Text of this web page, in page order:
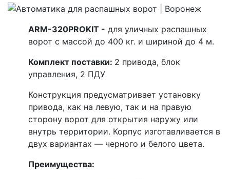
ARM-320PROKIT - для уличных распашных
ворот с массой до 400 кг. и шириной до 4 м.
Комплект поставки: 2 привода, блок
управления, 2 ПДУ
Конструкция предусматривает установку
привода, как на левую, так и на правую
сторону ворот для открытия наружу или
внутрь территории. Корпус изготавливается в
двух вариантах — черного и белого цвета.
Преимущества: